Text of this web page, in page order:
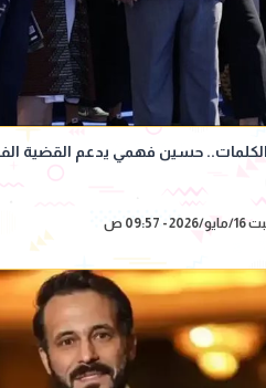
حسين فهمي يدعم القضية
- 09:57 ص